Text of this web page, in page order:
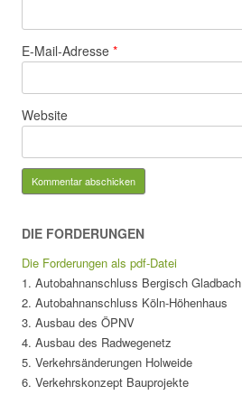
E-Mail-Adresse *
Website
DIE FORDERUNGEN
Die Forderungen als pdf-Datei
1. Autobahnanschluss Bergisch Gladbach
2. Autobahnanschluss Köln-Höhenhaus
3. Ausbau des ÖPNV
4. Ausbau des Radwegenetz
5. Verkehrsänderungen Holweide
6. Verkehrskonzept Bauprojekte